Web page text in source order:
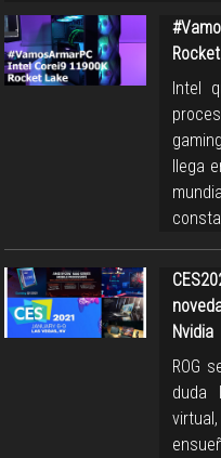
Intel
llega
Nvidia
ROG
duda